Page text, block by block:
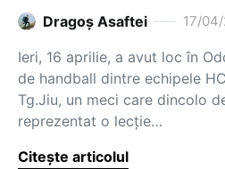
Dragoş Asaftei 17/04/
Ieri, 16 aprilie, a avut loc în
de handball dintre echipele
Tg.Jiu, un meci care dincolo
reprezentat o lecție…
Citește articolul